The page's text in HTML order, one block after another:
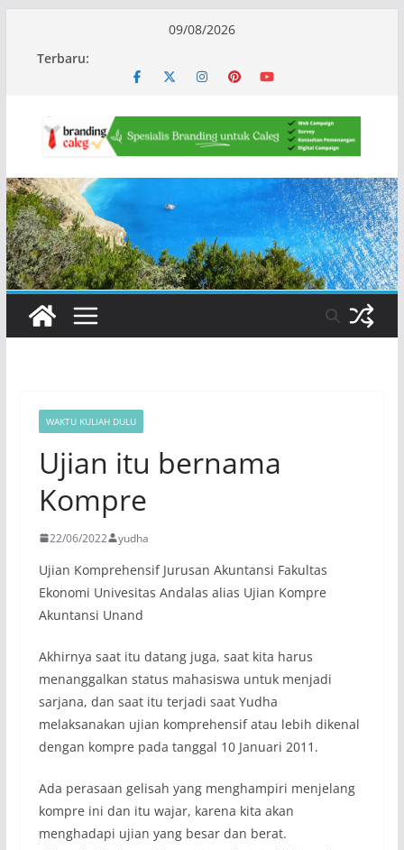
09/08/2026
Terbaru:
WAKTU KULIAH DULU
Ujian itu bernama
Kompre
22/06/2022 yudha
Ujian Komprehensif Jurusan Akuntansi Fakultas
Ekonomi Univesitas Andalas alias Ujian Kompre
Akuntansi Unand
Akhirnya saat itu datang juga, saat kita harus
menanggalkan status mahasiswa untuk menjadi
sarjana, dan saat itu terjadi saat Yudha
melaksanakan ujian komprehensif atau lebih dikenal
dengan kompre pada tanggal 10 Januari 2011.
Ada perasaan gelisah yang menghampiri menjelang
kompre ini dan itu wajar, karena kita akan
menghadapi ujian yang besar dan berat.